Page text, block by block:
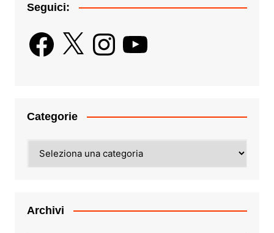
Seguici:
Facebook
X InstagramYouTube
Categorie
Archivi